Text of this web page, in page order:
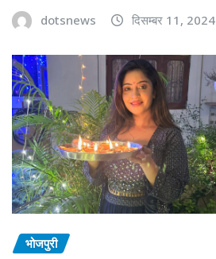
dotsnews दिसम्बर 11, 2024
भोजपुरी